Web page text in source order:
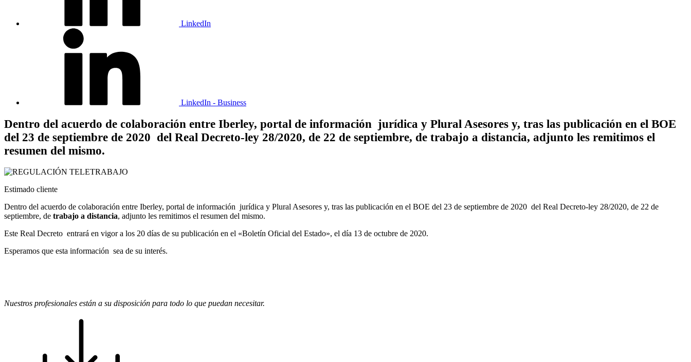
LinkedIn
LinkedIn - Business
Dentro del acuerdo de colaboración entre Iberley, portal de información jurídica y Plural Asesores y, tras las publicación en el BOE
del 23 de septiembre de 2020 del Real Decreto-ley 28/2020, de 22 de septiembre, de trabajo a distancia, adjunto les remitimos el
resumen del mismo.
Estimado cliente
Dentro del acuerdo de colaboración entre Iberley, portal de información jurídica y Plural Asesores y, tras las publicación en el BOE del 23 de septiembre de 2020 del Real Decreto-ley 28/2020, de 22 de
septiembre, de trabajo a distancia, adjunto les remitimos el resumen del mismo.
Este Real Decreto entrará en vigor a los 20 días de su publicación en el «Boletín Oficial del Estado», el día 13 de octubre de 2020.
Esperamos que esta información sea de su interés.
Nuestros profesionales están a su disposición para todo lo que puedan necesitar.